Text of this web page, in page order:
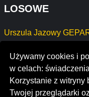
Używamy cookies i
w celach:
Korzystanie z witryny
Twojej przeglądarki
LOSOWE
Urszula Jazowy
BRAT - POL Monika
OBSŁUGA
ENERGIA LOMI Piotr
tailored prints